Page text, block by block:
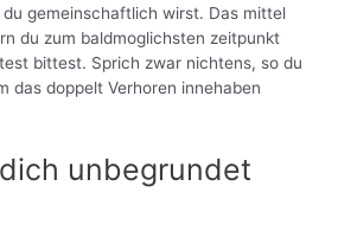
gemeinschaftlich wirst. Das mittel
du zum baldmoglichsten zeitpunkt
bittest. Sprich zwar nichtens, so du
das doppelt Verhoren innehaben
unbegrundet